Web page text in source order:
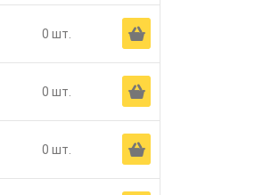
0 шт. Ä
0 шт. Ä
0 шт. Ä